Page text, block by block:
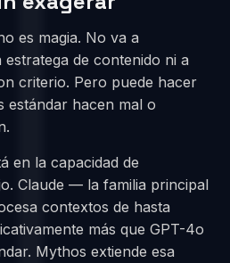
es magia. No va a
de contenido ni a
criterio. Pero puede hacer
estándar hacen mal o
en la capacidad de
Claude — la familia principal
contextos de hasta
más que GPT-4o
Mythos extiende esa